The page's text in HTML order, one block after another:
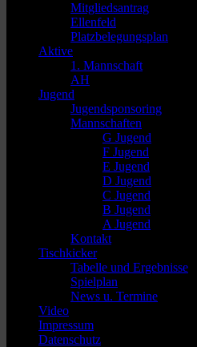
Mitgliedsantrag
Ellenfeld
Platzbelegungsplan
Aktive
1. Mannschaft
AH
Jugend
Jugendsponsoring
Mannschaften
G Jugend
F Jugend
E Jugend
D Jugend
C Jugend
B Jugend
A Jugend
Kontakt
Tischkicker
Tabelle und Ergebnisse
Spielplan
News u. Termine
Video
Impressum
Datenschutz